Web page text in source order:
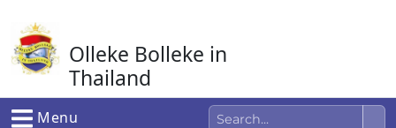
naar
de
inhoud
Olleke Bolleke in
Thailand
In Thailand
Menu